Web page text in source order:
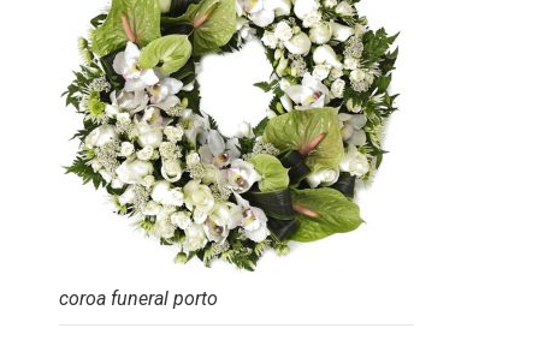
coroa funeral porto